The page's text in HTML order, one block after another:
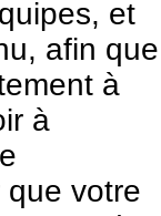
et
afin que
à
à
votre